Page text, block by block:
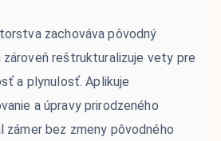
zachováva pôvodný
reštrukturalizuje vety pre
a plynulosť. Aplikuje
a úpravy prirodzeného
zámer bez zmeny pôvodného